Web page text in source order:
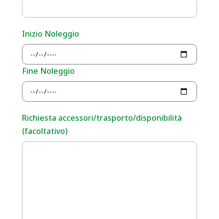
Inizio Noleggio
Fine Noleggio
Richiesta accessori/trasporto/disponibilità
(facoltativo)